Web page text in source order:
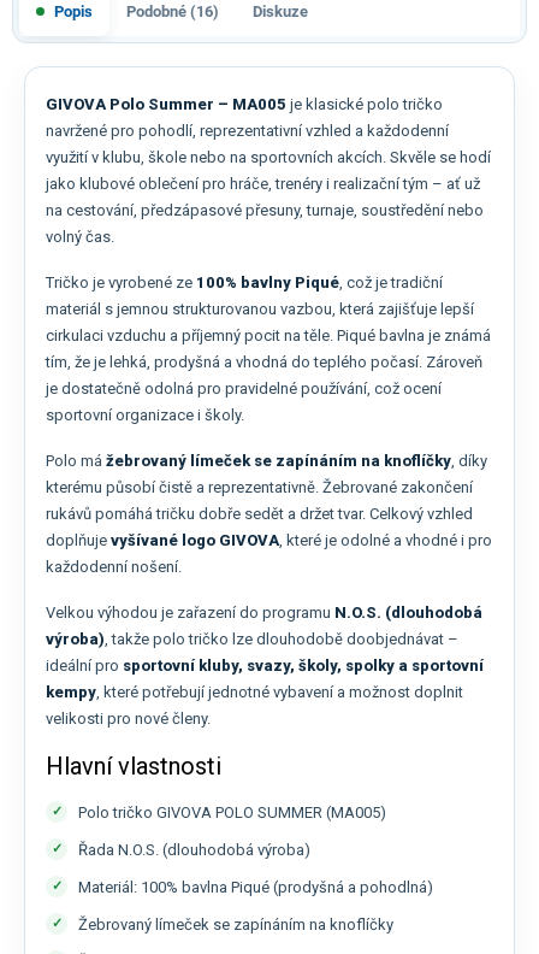
Popis Podobné (16) Diskuze
GIVOVA Polo Summer – MA005 je klasické polo tričko
navržené pro pohodlí, reprezentativní vzhled a každodenní
využití v klubu, škole nebo na sportovních akcích. Skvěle se hodí
jako klubové oblečení pro hráče, trenéry i realizační tým – ať už
na cestování, předzápasové přesuny, turnaje, soustředění nebo
volný čas.
Tričko je vyrobené ze 100% bavlny Piqué, což je tradiční
materiál s jemnou strukturovanou vazbou, která zajišťuje lepší
cirkulaci vzduchu a příjemný pocit na těle. Piqué bavlna je známá
tím, že je lehká, prodyšná a vhodná do teplého počasí. Zároveň
je dostatečně odolná pro pravidelné používání, což ocení
sportovní organizace i školy.
Polo má žebrovaný límeček se zapínáním na knoflíčky, díky
kterému působí čistě a reprezentativně. Žebrované zakončení
rukávů pomáhá tričku dobře sedět a držet tvar. Celkový vzhled
doplňuje vyšívané logo GIVOVA, které je odolné a vhodné i pro
každodenní nošení.
Velkou výhodou je zařazení do programu N.O.S. (dlouhodobá
výroba), takže polo tričko lze dlouhodobě doobjednávat –
ideální pro sportovní kluby, svazy, školy, spolky a sportovní
kempy, které potřebují jednotné vybavení a možnost doplnit
velikosti pro nové členy.
Hlavní vlastnosti
Polo tričko GIVOVA POLO SUMMER (MA005)
Řada N.O.S. (dlouhodobá výroba)
Materiál: 100% bavlna Piqué (prodyšná a pohodlná)
Žebrovaný límeček se zapínáním na knoflíčky